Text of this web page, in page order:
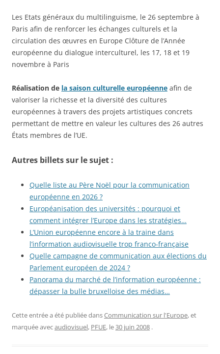
Les Etats généraux du multilinguisme, le 26 septembre à
Paris afin de renforcer les échanges culturels et la
circulation des œuvres en Europe Clôture de l’Année
européenne du dialogue interculturel, les 17, 18 et 19
novembre à Paris
Réalisation de la saison culturelle européenne afin de
valoriser la richesse et la diversité des cultures
européennes à travers des projets artistiques concrets
permettant de mettre en valeur les cultures des 26 autres
États membres de l’UE.
Autres billets sur le sujet :
Quelle liste au Père Noël pour la communication
européenne en 2026 ?
Européanisation des universités : pourquoi et
comment intégrer l’Europe dans les stratégies…
L’Union européenne encore à la traine dans
l’information audiovisuelle trop franco-française
Quelle campagne de communication aux élections du
Parlement européen de 2024 ?
Panorama du marché de l’information européenne :
dépasser la bulle bruxelloise des médias…
Cette entrée a été publiée dansCommunication sur l'Europe, et
marquée avecaudiovisuel, PFUE, le30 juin 2008 .